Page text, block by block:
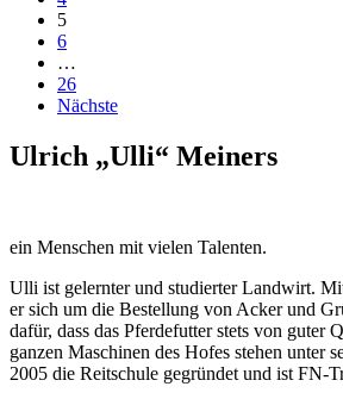
5
6
…
26
Nächste
Ulrich „Ulli“ Meiners
ein Menschen mit vielen Talenten.
Ulli ist gelernter und studierter Landwirt.
er sich um die Bestellung von Acker und
dafür, dass das Pferdefutter stets von guter
ganzen Maschinen des Hofes stehen unter
2005 die Reitschule gegründet und ist FN-